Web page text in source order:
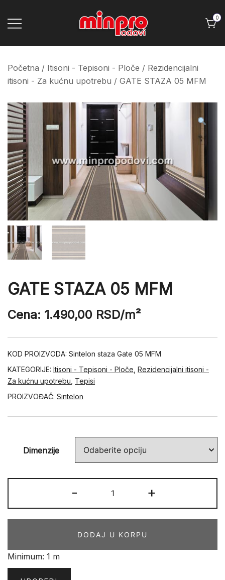
Minpro podovi
0
Početna / Itisoni - Tepisoni - Ploče / Rezidencijalni
itisoni - Za kućnu upotrebu / GATE STAZA 05 MFM
GATE STAZA 05 MFM
Cena: 1.490,00 RSD/m²
KOD PROIZVODA: Sintelon staza Gate 05 MFM
KATEGORIJE: Itisoni - Tepisoni - Ploče Rezidencijalni itisoni -
Za kućnu upotrebu Tepisi
PROIZVOĐAČ: Sintelon
Dimenzije
-
STAZA
05
količina
+
DODAJ U KORPU
Minimum: 1 m